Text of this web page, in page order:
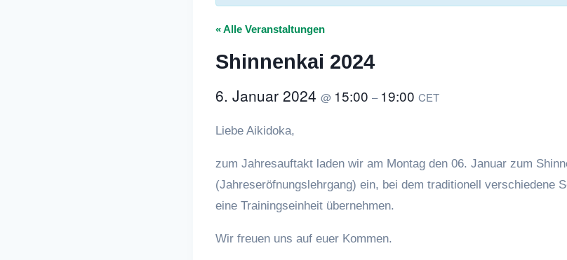
« Alle Veranstaltungen
Shinnenkai 2024
6. Januar 2024 @ 15:00 – 19:00 CET
Liebe Aikidoka,
zum Jahresauftakt laden wir am Montag den 06. Januar zum
(Jahreseröfnungslehrgang) ein, bei dem traditionell verschiedene
eine Trainingseinheit übernehmen.
Wir freuen uns auf euer Kommen.